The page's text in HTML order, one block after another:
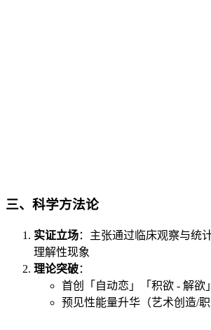
三、 科学方法论
实证立场：主张通过临床观察与统
理解性现象
理论突破：
首创「自动恋」「积欲 - 解欲
预见性能量升华（艺术创造/